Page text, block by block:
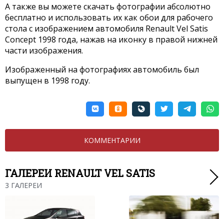
А также вы можете скачать фотографии абсолютно
бесплатно и использовать их как обои для рабочего
стола с изображением автомобиля Renault Vel Satis
Concept 1998 года, нажав на иконку в правой нижней
части изображения.
Изображенный на фотографиях автомобиль был
выпущен в 1998 году.
КОММЕНТАРИИ
ГАЛЕРЕИ RENAULT VEL SATIS
3 ГАЛЕРЕИ